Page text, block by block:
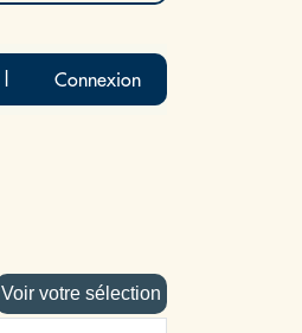
Connexion
Voir votre sélection